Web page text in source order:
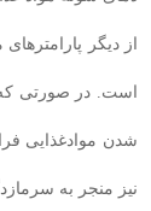
از دیگر
است. در صورتی که
شدن موادغذایی
نیز منجر به